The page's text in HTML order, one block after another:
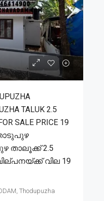
TALUK 2.5
SALE PRICE 19
താലൂക്ക് 2.5
വില 19
Thodupuzha